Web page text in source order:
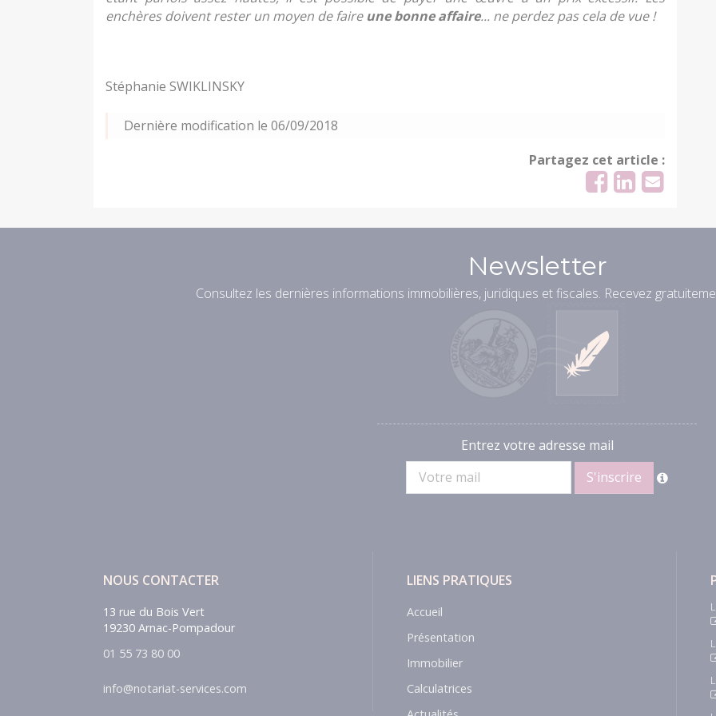
enchères doivent rester un moyen de faire une bonne affaire... ne perdez pas cela de vue !
Stéphanie SWIKLINSKY
Dernière modification le 06/09/2018
Partagez cet article :
Newsletter
Consultez les dernières informations immobilières, juridiques et fiscales. Recevez
Entrez votre adresse mail
NOUS CONTACTER
13 rue du Bois Vert
19230 Arnac-Pompadour
01 55 73 80 00
info@notariat-services.com
LIENS PRATIQUES
Accueil
Présentation
Immobilier
Calculatrices